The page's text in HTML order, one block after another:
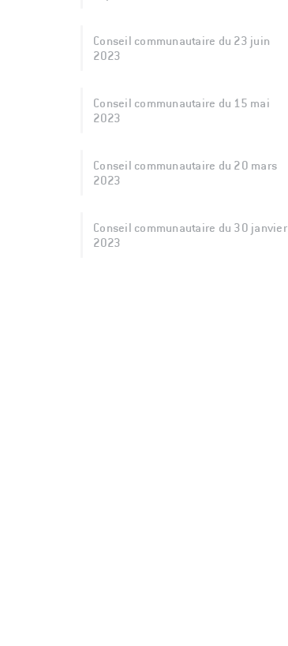
Conseil communautaire du 23 juin
2023
Conseil communautaire du 15 mai
2023
Conseil communautaire du 20 mars
2023
Conseil communautaire du 30 janvier
2023